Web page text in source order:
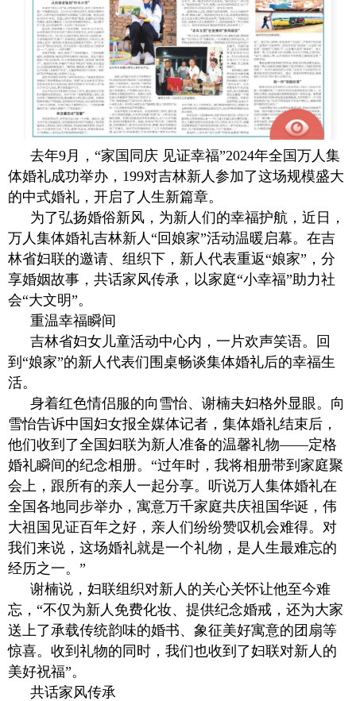
去年9月，“家国同庆 见证幸福”2024年全国万人集
体婚礼成功举办，199对吉林新人参加了这场规模盛大
的中式婚礼，开启了人生新篇章。
为了弘扬婚俗新风，为新人们的幸福护航，近日，
万人集体婚礼吉林新人“回娘家”活动温暖启幕。在吉
林省妇联的邀请、组织下，新人代表重返“娘家”，分
享婚姻故事，共话家风传承，以家庭“小幸福”助力社
会“大文明”。
重温幸福瞬间
吉林省妇女儿童活动中心内，一片欢声笑语。回
到“娘家”的新人代表们围桌畅谈集体婚礼后的幸福生
活。
身着红色情侣服的向雪怡、谢楠夫妇格外显眼。向
雪怡告诉中国妇女报全媒体记者，集体婚礼结束后，
他们收到了全国妇联为新人准备的温馨礼物——定格
婚礼瞬间的纪念相册。“过年时，我将相册带到家庭聚
会上，跟所有的亲人一起分享。听说万人集体婚礼在
全国各地同步举办，寓意万千家庭共庆祖国华诞，伟
大祖国见证百年之好，亲人们纷纷赞叹机会难得。对
我们来说，这场婚礼就是一个礼物，是人生最难忘的
经历之一。”
谢楠说，妇联组织对新人的关心关怀让他至今难
忘，“不仅为新人免费化妆、提供纪念婚戒，还为大家
送上了承载传统韵味的婚书、象征美好寓意的团扇等
惊喜。收到礼物的同时，我们也收到了妇联对新人的
美好祝福”。
共话家风传承